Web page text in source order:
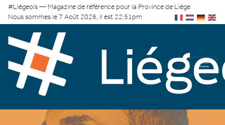
#Liégeois — Magazine de référence pour la Province de Liège
Nous sommes le 7 Août 2026, il est 22:51pm